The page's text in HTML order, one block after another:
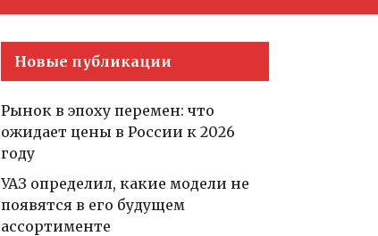
Новые публикации
Рынок в эпоху перемен: что
ожидает цены в России к 2026
году
УАЗ определил, какие модели не
появятся в его будущем
ассортименте